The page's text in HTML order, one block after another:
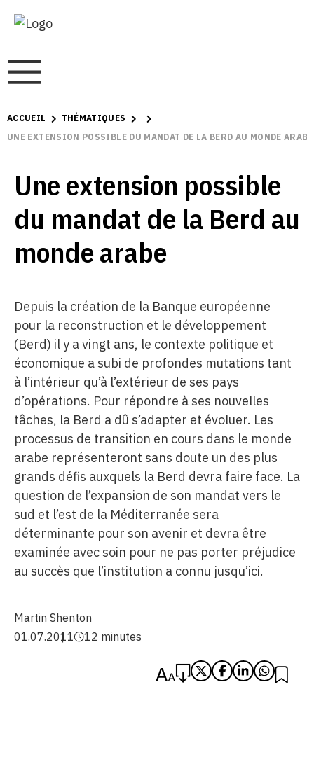
ACCUEIL
THÉMATIQUES
UNE EXTENSION POSSIBLE DU MANDAT DE LA BERD AU MONDE ARABE
Une extension possible
du mandat de la Berd au
monde arabe
Depuis la création de la Banque européenne
pour la reconstruction et le développement
(Berd) il y a vingt ans, le contexte politique et
économique a subi de profondes mutations tant
à l’intérieur qu’à l’extérieur de ses pays
d’opérations. Pour répondre à ses nouvelles
tâches, la Berd a dû s’adapter et évoluer. Les
processus de transition en cours dans le monde
arabe représenteront sans doute un des plus
grands défis auxquels la Berd devra faire face. La
question de l’expansion de son mandat vers le
sud et l’est de la Méditerranée sera
déterminante pour son avenir et devra être
examinée avec soin pour ne pas porter préjudice
au succès que l’institution a connu jusqu’ici.
Martin Shenton
01.07.2011
12 minutes